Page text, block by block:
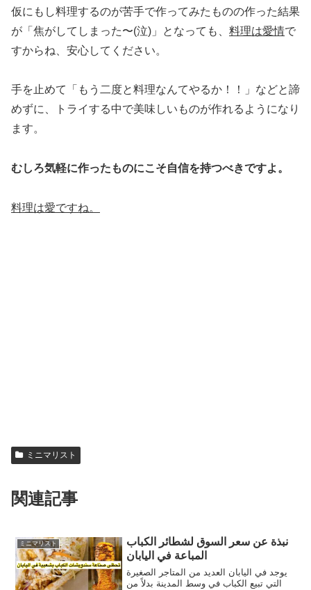
仮にもし料理するのが苦手で作ってみたものの作った結果
が「焦がしてしまった〜(泣)」となっても、 料理は愛情で
すからね、安心してください。
手を止めて「もう二度と料理なんてやるか！！」などと諦
めずに、トライする中で美味しいものが作れるようになり
ます。
むしろ気軽に作ったものにこそ自信を持つべきですよ。
料理は愛ですね。
ミニマリスト
関連記事
ミニマリスト
نبذة عن سعر السوق لشطائر الكباب
المباعة في اليابان
يوجد في اليابان العديد من المتاجر الصغيرة
التي تبيع الكباب في وسط المدينة بدلاً من